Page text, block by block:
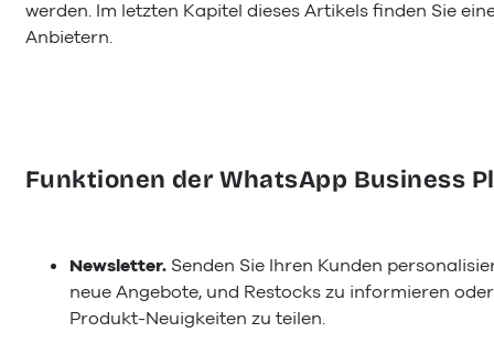
werden. Im letzten Kapitel dieses Artikels finden Sie
Anbietern.
Funktionen der WhatsApp Business
Newsletter. Senden Sie Ihren Kunden
neue Angebote, und Restocks zu informieren
Produkt-Neuigkeiten zu teilen.